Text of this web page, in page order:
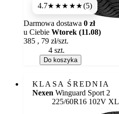
4.7★★★★★(5)
Dostępność:
Darmowa dostawa 0 zł
u Ciebie Wtorek (11.08)
385 , 79 zł/szt.
Do koszyka
KLASA ŚREDNIA
Nexen Winguard Sport 2
225/60R16 102V XL